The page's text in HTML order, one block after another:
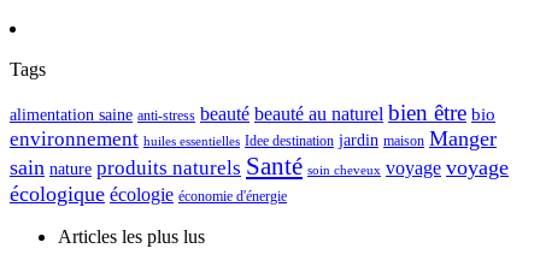
Tags
alimentation saine anti-stress beauté beauté au naturel bien être bio
environnement huiles essentielles Idee destination jardin maison Manger
sain nature produits naturels Santé soin cheveux voyage voyage
écologique écologie économie d'énergie
Articles les plus lus